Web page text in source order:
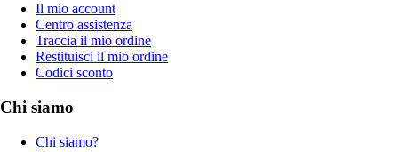
Il mio account
Centro assistenza
Traccia il mio ordine
Restituisci il mio ordine
Codici sconto
Chi siamo
Chi siamo?